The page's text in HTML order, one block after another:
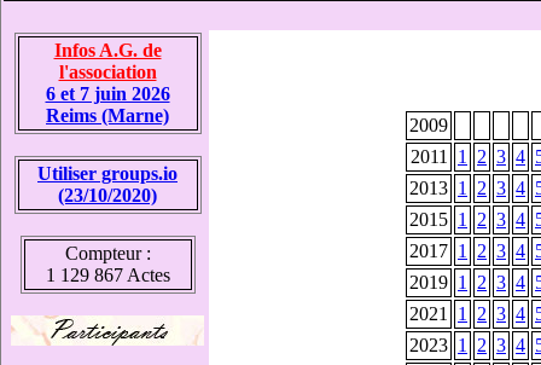
Infos A.G. de
l'association
6 et 7 juin 2026
Reims (Marne)
Utiliser groups.io
(23/10/2020)
Compteur :
1 129 867 Actes
2009
2011
1 2 3 4
2013 1 2 3 4
2015 1 2 3 4
2017 1 2 3 4
2019 1 2 3 4
2021
1 2 3 4
2023 1 2 3 4